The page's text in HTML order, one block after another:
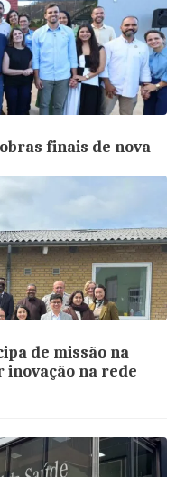
finais de nova
de missão na
na rede